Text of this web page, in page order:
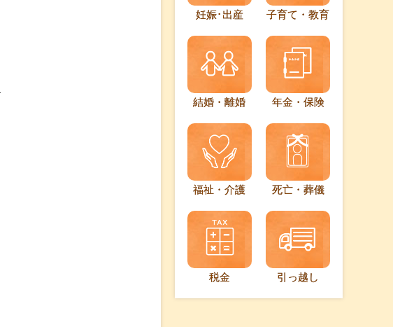
妊娠･出産 子育て・教育
結婚・離婚 年金・保険
福祉・介護 死亡・葬儀
税金 引っ越し